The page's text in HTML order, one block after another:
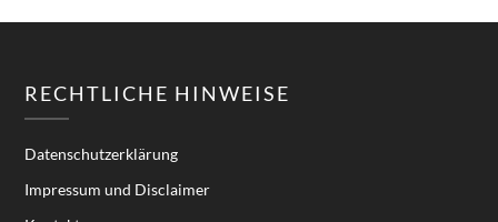
RECHTLICHE HINWEISE
Datenschutzerklärung
Impressum und Disclaimer